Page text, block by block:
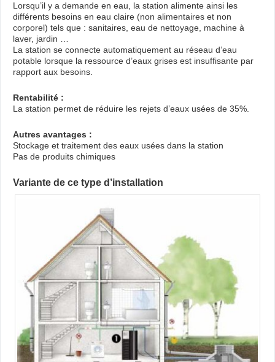
Lorsqu’il y a demande en eau, la station alimente ainsi les
différents besoins en eau claire (non alimentaires et non
corporel) tels que : sanitaires, eau de nettoyage, machine à
laver, jardin …
La station se connecte automatiquement au réseau d’eau
potable lorsque la ressource d’eaux grises est insuffisante par
rapport aux besoins.
Rentabilité :
La station permet de réduire les rejets d’eaux usées de 35%.
Autres avantages :
Stockage et traitement des eaux usées dans la station
Pas de produits chimiques
Variante de ce type d’installation